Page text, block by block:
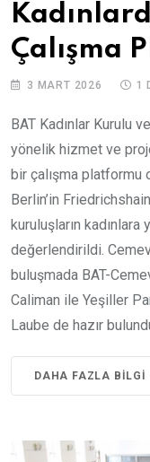
Çalışma
3 MART 2026 1
BAT Kadınlar Kurulu
yönelik hizmet ve
bir çalışma platformu
Berlin’in
kuruluşların
değerlendirildi.
buluşmada BAT-
Caliman ile Yeşiller
Laube de hazır
DAHA FAZLA BILGI